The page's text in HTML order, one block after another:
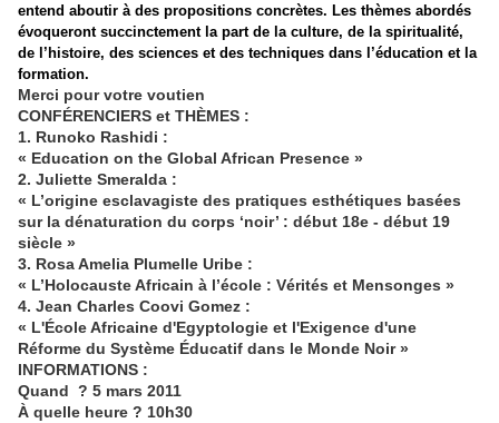
entend aboutir à des propositions concrètes. Les thèmes abordés
évoqueront succinctement la part de la culture, de la spiritualité,
de l’histoire, des sciences et des techniques dans l’éducation et la
formation.
Merci pour votre voutien
CONFÉRENCIERS et THÈMES :
1. Runoko Rashidi :
« Education on the Global African Presence »
2. Juliette Smeralda :
« L’origine esclavagiste des pratiques esthétiques basées
sur la dénaturation du corps ‘noir’ : début 18e - début 19
siècle »
3. Rosa Amelia Plumelle Uribe :
« L’Holocauste Africain à l’école : Vérités et Mensonges »
4. Jean Charles Coovi Gomez :
« L'École Africaine d'Egyptologie et l'Exigence d'une
Réforme du Système Éducatif dans le Monde Noir »
INFORMATIONS :
Quand ? 5 mars 2011
À quelle heure ? 10h30